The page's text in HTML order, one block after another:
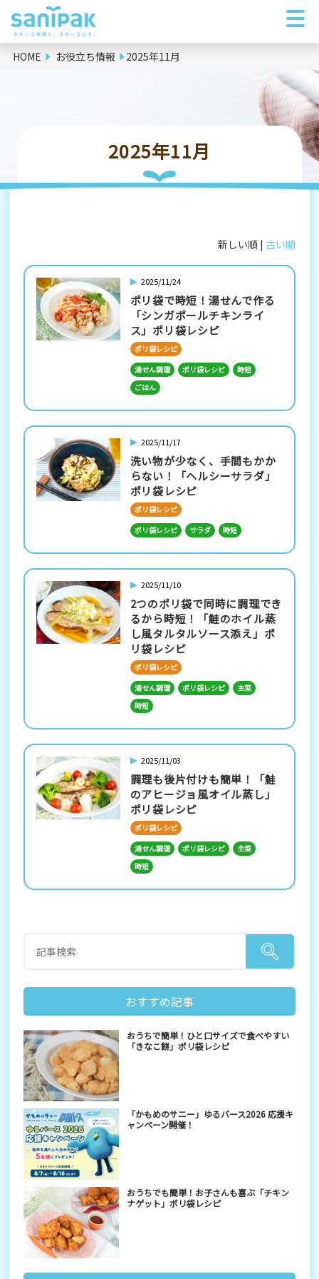
HOME お役立ち情報 2025年11月
2025年11月
新しい順 | 古い順
2025/11/24
ポリ袋で時短！湯せんで作る
「シンガポールチキンライ
ス」ポリ袋レシピ
ポリ袋レシピ
湯せん調理
ポリ袋レシピ
時短
ごはん
2025/11/17
洗い物が少なく、手間もかか
らない！「ヘルシーサラダ」
ポリ袋レシピ
ポリ袋レシピ
ポリ袋レシピ
サラダ 時短
2025/11/10
2つのポリ袋で同時に調理でき
るから時短！「鮭のホイル蒸
し風タルタルソース添え」ポ
リ袋レシピ
ポリ袋レシピ
湯せん調理
ポリ袋レシピ
主菜
時短
2025/11/03
調理も後片付けも簡単！「鮭
のアヒージョ風オイル蒸し」
ポリ袋レシピ
ポリ袋レシピ
湯せん調理
ポリ袋レシピ
主菜
時短
おすすめ記事
おうちで簡単！ひと口サイズで食べやすい
「きなこ餅」ポリ袋レシピ
「かもめのサニー」ゆるバース2026 応援キ
ャンペーン開催！
おうちでも簡単！お子さんも喜ぶ「チキン
ナゲット」ポリ袋レシピ